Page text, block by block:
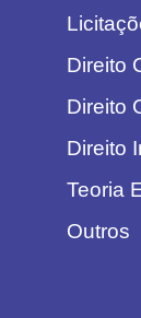
Direito
Direito
Direito
Teoria
Outros